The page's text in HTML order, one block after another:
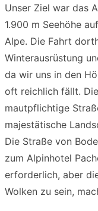
Unser Ziel war das
1.900 m Seehöhe
Alpe. Die Fahrt
Winterausrüstung
da wir uns in den
oft reichlich fällt.
mautpflichtige
majestätische
Die Straße von
zum Alpinhotel
erforderlich, aber
Wolken zu sein,